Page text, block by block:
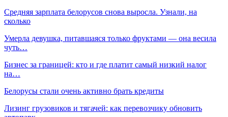
Средняя зарплата белорусов снова выросла. Узнали, на
сколько
Умерла девушка, питавшаяся только фруктами — она весила
чуть…
Бизнес за границей: кто и где платит самый низкий налог
на…
Белорусы стали очень активно брать кредиты
Лизинг грузовиков и тягачей: как перевозчику обновить